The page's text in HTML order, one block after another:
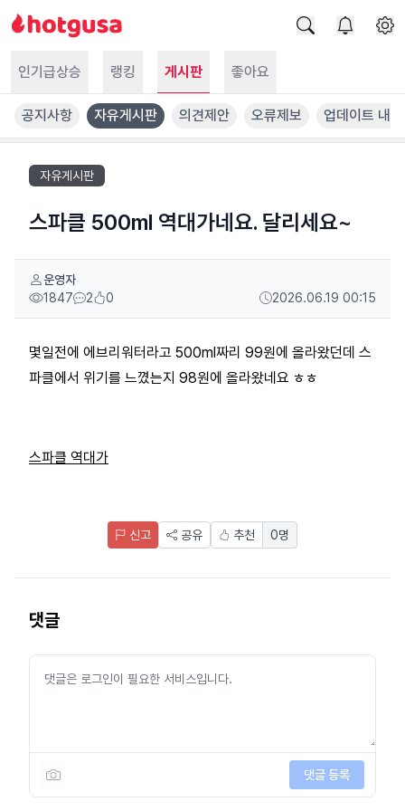
인기급상승 랭킹 게시판 좋아요
공지사항 자유게시판 의견제안 오류제보 업데이트 내역
자유게시판
스파클 500ml 역대가네요. 달리세요~
운영자
1847
2 0 2026.06.19 00:15
몇일전에 에브리워터라고 500ml짜리 99원에 올라왔던데 스
파클에서 위기를 느꼈는지 98원에 올라왔네요 ㅎㅎ
스파클 역대가
신고 공유 추천 0명
댓글
댓글 등록